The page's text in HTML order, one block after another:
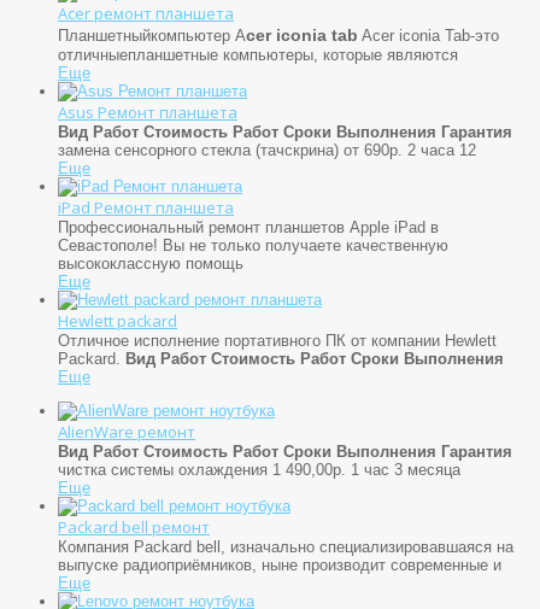
Acer ремонт планшета
Планшетныйкомпьютер Acer iconia tab Acer iconia Tab-это
отличныепланшетные компьютеры, которые являются
Еще
Asus Ремонт планшета
Вид Работ Стоимость Работ Сроки Выполнения Гарантия
замена сенсорного стекла (тачскрина) от 690р. 2 часа 12
Еще
iPad Ремонт планшета
Профессиональный ремонт планшетов Apple iPad в
Севастополе! Вы не только получаете качественную
высококлассную помощь
Еще
Hewlett packard
Отличное исполнение портативного ПК от компании Hewlett
Packard.
Вид Работ Стоимость Работ Сроки Выполнения
Еще
AlienWare ремонт
Вид Работ Стоимость Работ Сроки Выполнения Гарантия
чистка системы охлаждения 1 490,00р. 1 час 3 месяца
Еще
Packard bell ремонт
Компания Packard bell, изначально специализировавшаяся на
выпуске радиоприёмников, ныне производит современные и
Еще